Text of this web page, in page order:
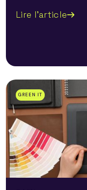
Lire l'article
GREEN IT